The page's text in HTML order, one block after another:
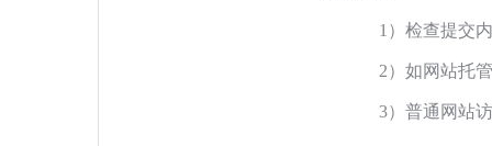
1）检查提交
2）如网站托
3）普通网站